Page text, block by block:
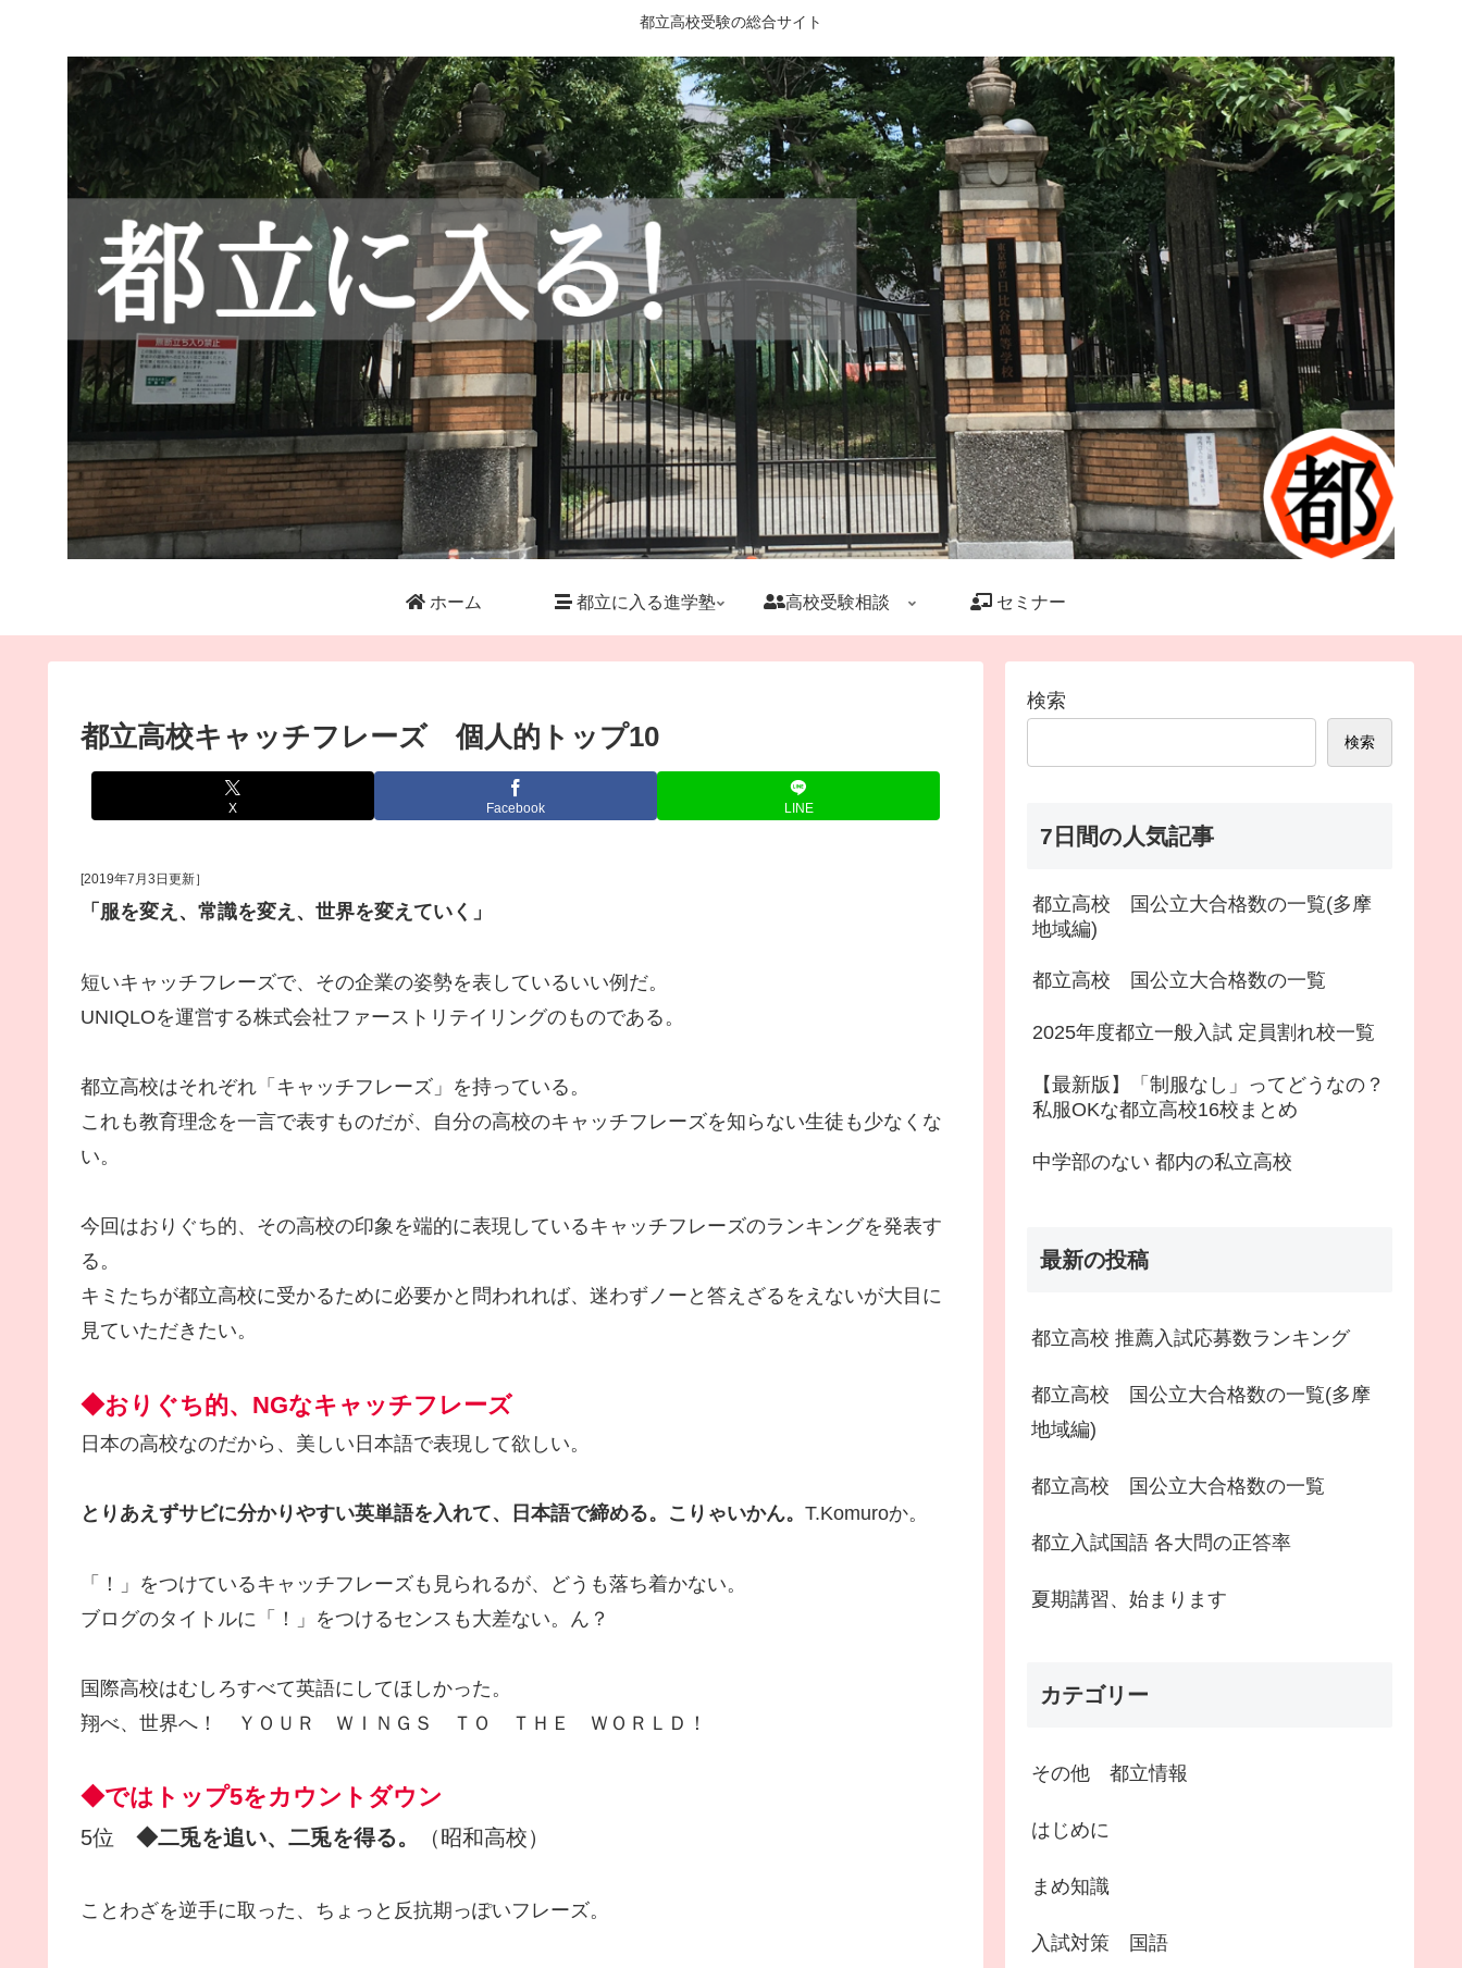
都立高校受験の総合サイト
ホーム 都立に入る進学塾 高校受験相談 セミナー
都立高校キャッチフレーズ 個人的トップ10
X Facebook LINE
[2019年7月3日更新］
「服を変え、常識を変え、世界を変えていく」
短いキャッチフレーズで、その企業の姿勢を表しているいい例だ。
UNIQLOを運営する株式会社ファーストリテイリングのものである。
都立高校はそれぞれ「キャッチフレーズ」を持っている。
これも教育理念を一言で表すものだが、自分の高校のキャッチフレーズを知らない生徒も少なくな
い。
今回はおりぐち的、その高校の印象を端的に表現しているキャッチフレーズのランキングを発表す
る。
キミたちが都立高校に受かるために必要かと問われれば、迷わずノーと答えざるをえないが大目に
見ていただきたい。
◆おりぐち的、NGなキャッチフレーズ
日本の高校なのだから、美しい日本語で表現して欲しい。
とりあえずサビに分かりやすい英単語を入れて、日本語で締める。こりゃいかん。 T.Komuroか。
「！」をつけているキャッチフレーズも見られるが、どうも落ち着かない。
ブログのタイトルに「！」をつけるセンスも大差ない。ん？
国際高校はむしろすべて英語にしてほしかった。
翔べ、世界へ！ ＹＯＵＲ ＷＩＮＧＳ ＴＯ ＴＨＥ ＷＯＲＬＤ！
◆ではトップ5をカウントダウン
5位 ◆二兎を追い、二兎を得る。 （昭和高校）
ことわざを逆手に取った、ちょっと反抗期っぽいフレーズ。
検索
検索
7日間の人気記事
都立高校 国公立大合格数の一覧(多摩
地域編)
都立高校 国公立大合格数の一覧
2025年度都立一般入試 定員割れ校一覧
【最新版】「制服なし」ってどうなの？
私服OKな都立高校16校まとめ
中学部のない 都内の私立高校
最新の投稿
都立高校 推薦入試応募数ランキング
都立高校 国公立大合格数の一覧(多摩
地域編)
都立高校 国公立大合格数の一覧
都立入試国語 各大問の正答率
夏期講習、始まります
カテゴリー
その他 都立情報
はじめに
まめ知識
入試対策 国語